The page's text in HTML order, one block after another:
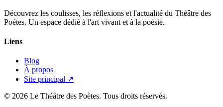
Découvrez les coulisses, les réflexions et l'actualité du Théâtre des
Poètes. Un espace dédié à l'art vivant et à la poésie.
Liens
Blog
À propos
Site principal ↗
© 2026 Le Théâtre des Poètes. Tous droits réservés.